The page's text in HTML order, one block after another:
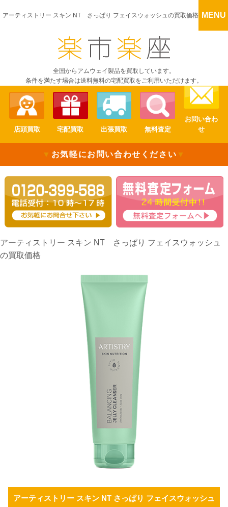
MENU
アーティストリー スキン NT さっぱり フェイスウォッシュの買取価格
全国からアムウェイ製品を買取しています。
条件を満たす場合は送料無料の宅配買取をご利用いただけます。
店頭買取 宅配買取 出張買取 無料査定
お問い合わ
せ
▼ お気軽にお問い合わせください ▼
アーティストリー スキン NT さっぱり フェイスウォッシュ
の買取価格
アーティストリー スキン NT さっぱり フェイスウォッシュ